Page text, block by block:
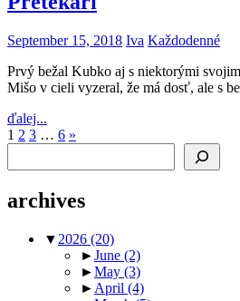
September 15, 2018 Iva Každodenné
Prvý bežal Kubko aj s niektorými
Mišo v cieli vyzeral, že má dosť, ale s
ďalej...
Posts
1 2 3 … 6 Next
»
archives
▼ 2026 (20)
►June (2)
►May (3)
► April (4)